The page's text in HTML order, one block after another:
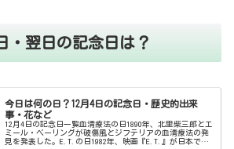
・翌日の記念日は？
今日は何の日？12月4日の記念日・歴史的出来
事・花など
12月4日の記念日一覧血清療法の日1890年、北里柴三郎とエ
ミール・ベーリングが破傷風とジフテリアの血清療法の発
見を発表した。E.T.の日1982年、映画『E.T.』が日本で公